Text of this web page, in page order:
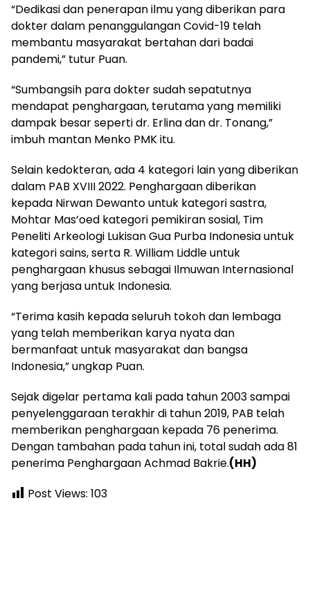
“Dedikasi dan penerapan ilmu yang diberikan para
dokter dalam penanggulangan Covid-19 telah
membantu masyarakat bertahan dari badai
pandemi,” tutur Puan.
“Sumbangsih para dokter sudah sepatutnya
mendapat penghargaan, terutama yang memiliki
dampak besar seperti dr. Erlina dan dr. Tonang,”
imbuh mantan Menko PMK itu.
Selain kedokteran, ada 4 kategori lain yang diberikan
dalam PAB XVIII 2022. Penghargaan diberikan
kepada Nirwan Dewanto untuk kategori sastra,
Mohtar Mas’oed kategori pemikiran sosial, Tim
Peneliti Arkeologi Lukisan Gua Purba Indonesia untuk
kategori sains, serta R. William Liddle untuk
penghargaan khusus sebagai Ilmuwan Internasional
yang berjasa untuk Indonesia.
“Terima kasih kepada seluruh tokoh dan lembaga
yang telah memberikan karya nyata dan
bermanfaat untuk masyarakat dan bangsa
Indonesia,” ungkap Puan.
Sejak digelar pertama kali pada tahun 2003 sampai
penyelenggaraan terakhir di tahun 2019, PAB telah
memberikan penghargaan kepada 76 penerima.
Dengan tambahan pada tahun ini, total sudah ada 81
penerima Penghargaan Achmad Bakrie.(HH)
Post Views: 103